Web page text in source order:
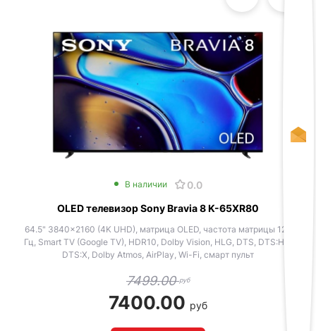
В наличии
0.0
OLED телевизор Sony Bravia 8 K-65XR80
64.5" 3840x2160 (4K UHD), матрица OLED, частота матрицы 120
Гц, Smart TV (Google TV), HDR10, Dolby Vision, HLG, DTS, DTS:HD,
DTS:X, Dolby Atmos, AirPlay, Wi-Fi, смарт пульт
7499.00руб
7400.00 руб